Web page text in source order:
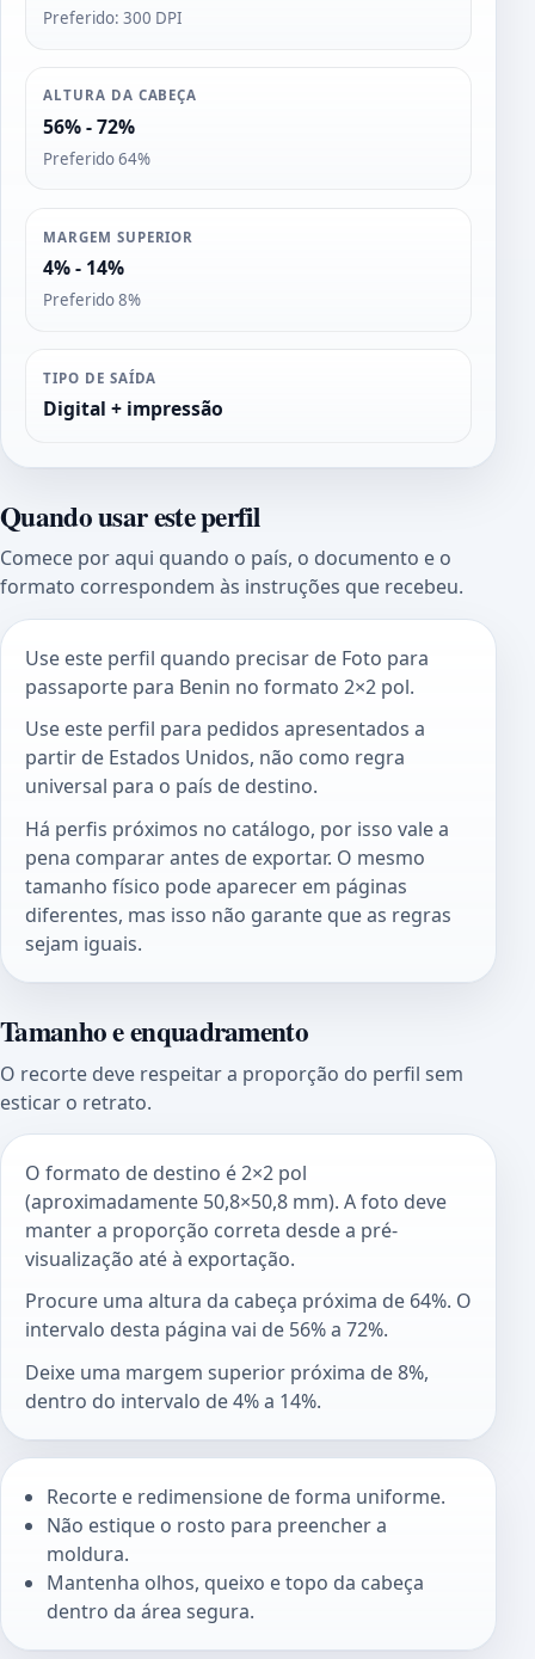
Preferido: 300 DPI
ALTURA DA CABEÇA
56% - 72%
Preferido 64%
MARGEM SUPERIOR
4% - 14%
Preferido 8%
TIPO DE SAÍDA
Digital + impressão
Quando usar este perfil
Comece por aqui quando o país, o documento e o
formato correspondem às instruções que recebeu.
Use este perfil quando precisar de Foto para
passaporte para Benin no formato 2×2 pol.
Use este perfil para pedidos apresentados a
partir de Estados Unidos, não como regra
universal para o país de destino.
Há perfis próximos no catálogo, por isso vale a
pena comparar antes de exportar. O mesmo
tamanho físico pode aparecer em páginas
diferentes, mas isso não garante que as regras
sejam iguais.
Tamanho e enquadramento
O recorte deve respeitar a proporção do perfil sem
esticar o retrato.
O formato de destino é 2×2 pol
(aproximadamente 50,8×50,8 mm). A foto deve
manter a proporção correta desde a pré-
visualização até à exportação.
Procure uma altura da cabeça próxima de 64%. O
intervalo desta página vai de 56% a 72%.
Deixe uma margem superior próxima de 8%,
dentro do intervalo de 4% a 14%.
Recorte e redimensione de forma uniforme.
Não estique o rosto para preencher a
moldura.
Mantenha olhos, queixo e topo da cabeça
dentro da área segura.